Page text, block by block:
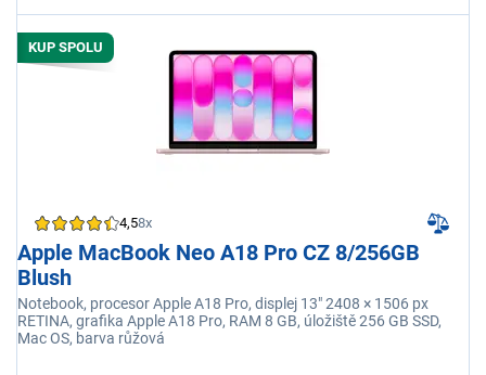
KUP SPOLU
4,58x
Apple MacBook Neo A18 Pro CZ 8/256GB
Blush
Notebook, procesor Apple A18 Pro, displej 13" 2408 × 1506 px
RETINA, grafika Apple A18 Pro, RAM 8 GB, úložiště 256 GB SSD,
Mac OS, barva růžová